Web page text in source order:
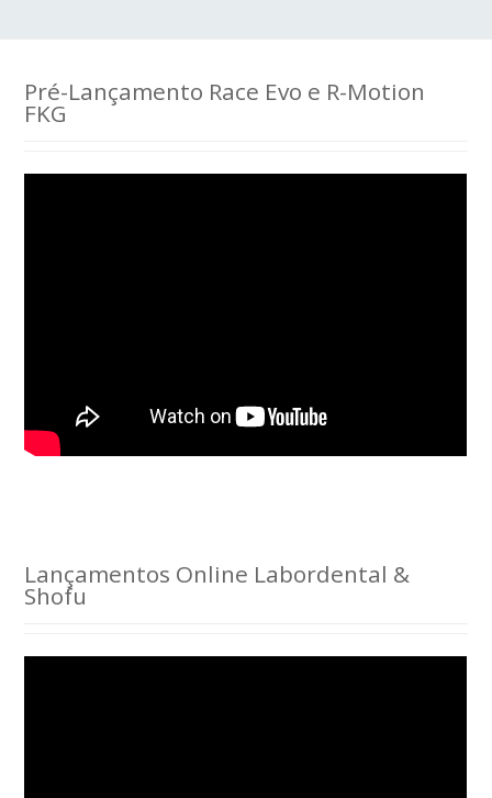
Pré-Lançamento Race Evo e R-Motion
FKG
Lançamentos Online Labordental &
Shofu